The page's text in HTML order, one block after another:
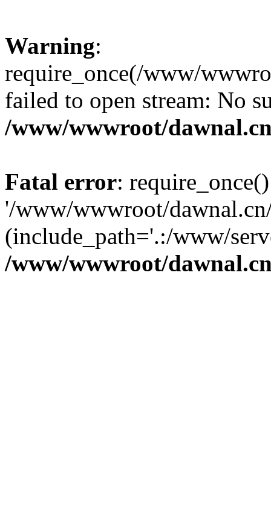
Warning:
require_once(/www/
failed to open stream: No
/www/wwwroot/
Fatal error:
'/www/wwwroot/
(include_path='.:/www/
/www/wwwroot/